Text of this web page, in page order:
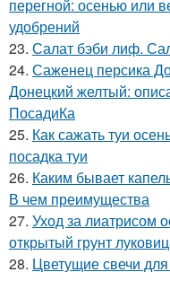
перегной: осенью или
удобрений
23. Салат бэби лиф.
24. Саженец персика
Донецкий желтый:
ПосадиКа
25. Как сажать туи
посадка туи
26. Каким бывает
В чем преимущества
27. Уход за лиатрисом
открытый грунт
28. Цветущие свечи